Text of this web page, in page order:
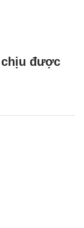
chịu được